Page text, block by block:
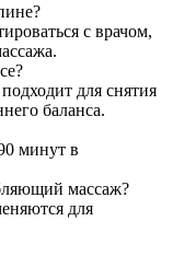
с врачом,
для снятия
баланса.
минут в
массаж?
для